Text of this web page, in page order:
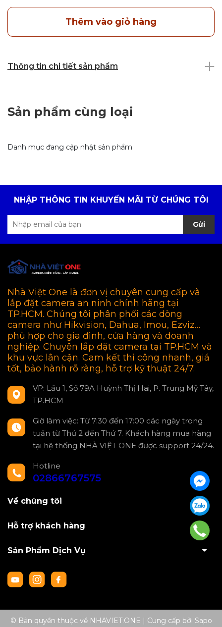
Thêm vào giỏ hàng
Thông tin chi tiết sản phẩm
Sản phẩm cùng loại
Danh mục đang cập nhật sản phẩm
NHẬP THÔNG TIN KHUYẾN MÃI TỪ CHÚNG TÔI
Gửi
Nhà Việt One là đơn vị chuyên cung cấp và
lắp đặt camera an ninh chính hãng tại
TP.HCM. Chúng tôi phân phối các dòng
camera như Hikvision, Dahua, Imou, Ezviz…
phù hợp cho gia đình, cửa hàng và doanh
nghiệp. Chuyên lắp đặt camera tại TP.HCM và
khu vực lân cận. Cam kết thi công nhanh, giá
tốt, bảo hành rõ ràng, hỗ trợ kỹ thuật 24/7.
VP: Lầu 1, Số 79A Huỳnh Thị Hai, P. Trung Mỹ Tây,
TP.HCM
Giờ làm việc: Từ 7:30 đến 17:00 các ngày trong
tuần từ Thứ 2 đến Thứ 7. Khách hàng mua hàng
tại hệ thống NHÀ VIỆT ONE được support 24/24.
Hotline
02866767575
Về chúng tôi
Hỗ trợ khách hàng
Sản Phẩm Dịch Vụ
© Bản quyền thuộc về NHAVIET.ONE Cung cấp bởi Sapo